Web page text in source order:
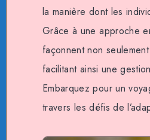
la manière dont les
Grâce à une approche
façonnent non
facilitant ainsi une
Embarquez pour un
travers les défis de